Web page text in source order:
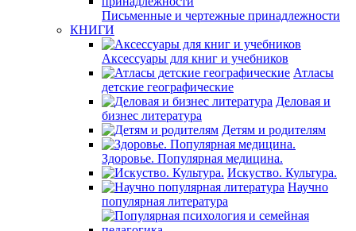
Письменные и чертежные принадлежности
КНИГИ
Аксессуары для книг и учебников
Атласы
детские географические
Деловая и
бизнес литература
Детям и родителям
Здоровье. Популярная медицина.
Искуство. Культура.
Научно
популярная литература